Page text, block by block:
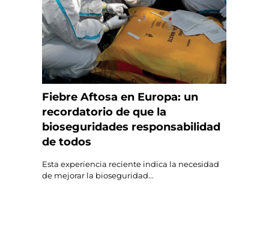
Fiebre Aftosa en Europa: un
recordatorio de que la
bioseguridades responsabilidad
de todos
Esta experiencia reciente indica la necesidad
de mejorar la bioseguridad...